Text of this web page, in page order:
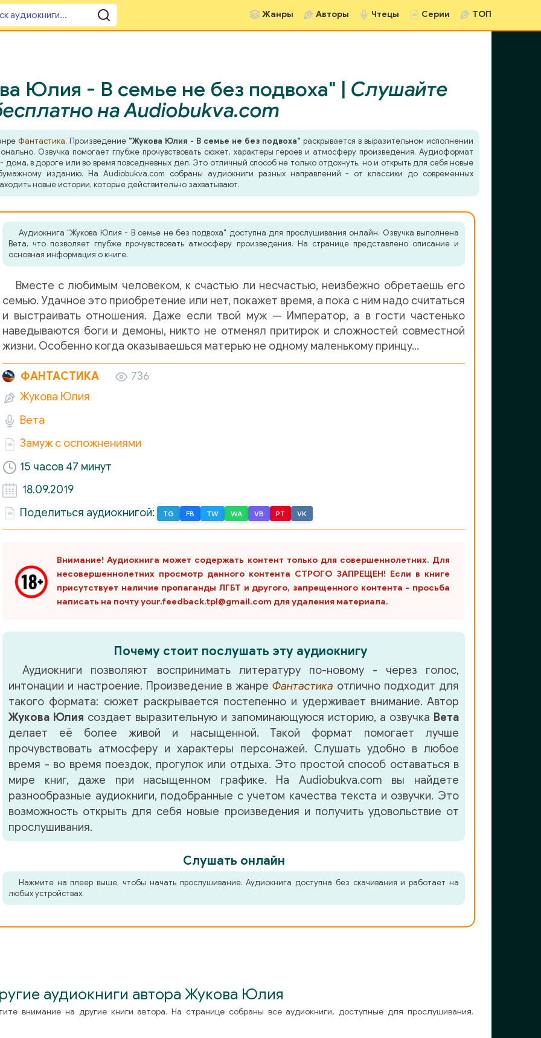
Жанры Авторы Чтецы Серии ТОП
Юлия - В семье не без подвоха" | Слушайте
на Audiobukva.com
Фантастика. Произведение "Жукова Юлия - В семье не без подвоха" раскрывается в выразительном исполнении
Озвучка помогает глубже прочувствовать сюжет, характеры героев и атмосферу произведения. Аудиоформат
дома, в дороге или во время повседневных дел. Это отличный способ не только отдохнуть, но и открыть для себя новые
изданию. На Audiobukva.com собраны аудиокниги разных направлений - от классики до современных
новые истории, которые действительно захватывают.
Аудиокнига "Жукова Юлия - В семье не без подвоха" доступна для прослушивания онлайн. Озвучка выполнена
Вета, что позволяет глубже прочувствовать атмосферу произведения. На странице представлено описание и
основная информация о книге.
Вместе с любимым человеком, к счастью ли несчастью, неизбежно обретаешь его
семью. Удачное это приобретение или нет, покажет время, а пока с ним надо считаться
и выстраивать отношения. Даже если твой муж — Император, а в гости частенько
наведываются боги и демоны, никто не отменял притирок и сложностей совместной
жизни. Особенно когда оказываешься матерью не одному маленькому принцу…
ФАНТАСТИКА
736
Жукова Юлия
Вета
Замуж с осложнениями
15 часов 47 минут
18.09.2019
Поделиться аудиокнигой:
TG FB TW WA VB PT VK
Внимание! Аудиокнига может содержать контент только для совершеннолетних. Для
несовершеннолетних просмотр данного контента СТРОГО ЗАПРЕЩЕН! Если в книге
присутствует наличие пропаганды ЛГБТ и другого, запрещенного контента - просьба
написать на почту your.feedback.tpl@gmail.com для удаления материала.
Почему стоит послушать эту аудиокнигу
Аудиокниги позволяют воспринимать литературу по-новому - через голос,
интонации и настроение. Произведение в жанре Фантастика отлично подходит для
такого формата: сюжет раскрывается постепенно и удерживает внимание. Автор
Жукова Юлия создает выразительную и запоминающуюся историю, а озвучка Вета
делает её более живой и насыщенной. Такой формат помогает лучше
прочувствовать атмосферу и характеры персонажей. Слушать удобно в любое
время - во время поездок, прогулок или отдыха. Это простой способ оставаться в
мире книг, даже при насыщенном графике. На Audiobukva.com вы найдете
разнообразные аудиокниги, подобранные с учетом качества текста и озвучки. Это
возможность открыть для себя новые произведения и получить удовольствие от
прослушивания.
Слушать онлайн
Нажмите на плеер выше, чтобы начать прослушивание. Аудиокнига доступна без скачивания и работает на
любых устройствах.
аудиокниги автора Жукова Юлия
внимание на другие книги автора. На странице собраны все аудиокниги, доступные для прослушивания.